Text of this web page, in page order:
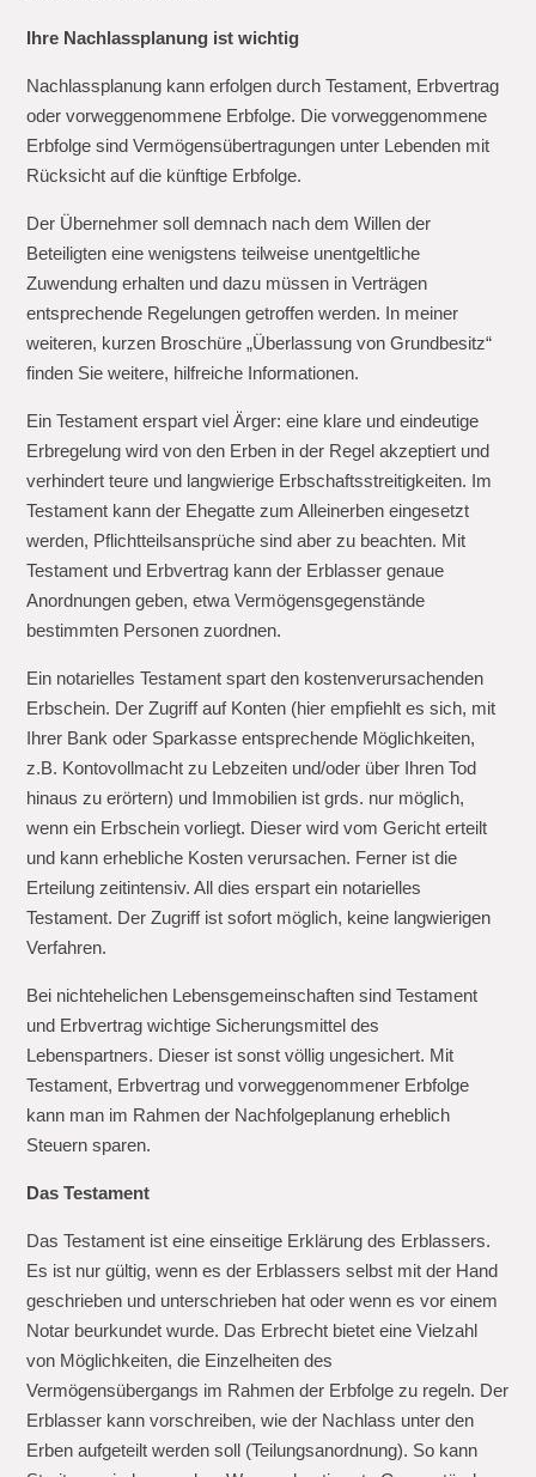
Ihre Nachlassplanung ist wichtig
Nachlassplanung kann erfolgen durch Testament, Erbvertrag
oder vorweggenommene Erbfolge. Die vorweggenommene
Erbfolge sind Vermögensübertragungen unter Lebenden mit
Rücksicht auf die künftige Erbfolge.
Der Übernehmer soll demnach nach dem Willen der
Beteiligten eine wenigstens teilweise unentgeltliche
Zuwendung erhalten und dazu müssen in Verträgen
entsprechende Regelungen getroffen werden. In meiner
weiteren, kurzen Broschüre „Überlassung von Grundbesitz“
finden Sie weitere, hilfreiche Informationen.
Ein Testament erspart viel Ärger: eine klare und eindeutige
Erbregelung wird von den Erben in der Regel akzeptiert und
verhindert teure und langwierige Erbschaftsstreitigkeiten. Im
Testament kann der Ehegatte zum Alleinerben eingesetzt
werden, Pflichtteilsansprüche sind aber zu beachten. Mit
Testament und Erbvertrag kann der Erblasser genaue
Anordnungen geben, etwa Vermögensgegenstände
bestimmten Personen zuordnen.
Ein notarielles Testament spart den kostenverursachenden
Erbschein. Der Zugriff auf Konten (hier empfiehlt es sich, mit
Ihrer Bank oder Sparkasse entsprechende Möglichkeiten,
z.B. Kontovollmacht zu Lebzeiten und/oder über Ihren Tod
hinaus zu erörtern) und Immobilien ist grds. nur möglich,
wenn ein Erbschein vorliegt. Dieser wird vom Gericht erteilt
und kann erhebliche Kosten verursachen. Ferner ist die
Erteilung zeitintensiv. All dies erspart ein notarielles
Testament. Der Zugriff ist sofort möglich, keine langwierigen
Verfahren.
Bei nichtehelichen Lebensgemeinschaften sind Testament
und Erbvertrag wichtige Sicherungsmittel des
Lebenspartners. Dieser ist sonst völlig ungesichert. Mit
Testament, Erbvertrag und vorweggenommener Erbfolge
kann man im Rahmen der Nachfolgeplanung erheblich
Steuern sparen.
Das Testament
Das Testament ist eine einseitige Erklärung des Erblassers.
Es ist nur gültig, wenn es der Erblassers selbst mit der Hand
geschrieben und unterschrieben hat oder wenn es vor einem
Notar beurkundet wurde. Das Erbrecht bietet eine Vielzahl
von Möglichkeiten, die Einzelheiten des
Vermögensübergangs im Rahmen der Erbfolge zu regeln. Der
Erblasser kann vorschreiben, wie der Nachlass unter den
Erben aufgeteilt werden soll (Teilungsanordnung). So kann